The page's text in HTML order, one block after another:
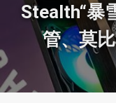
Stealth“暴
管、莫